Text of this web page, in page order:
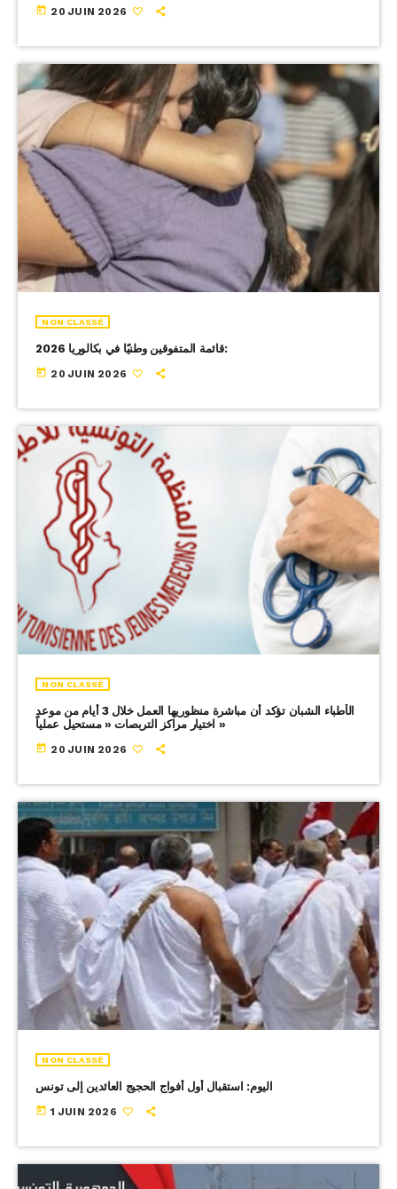
today 20 JUIN 2026
NON CLASSÉ
قائمة المتفوقين وطنيًا في بكالوريا 2026:
today 20 JUIN 2026
NON CLASSÉ
الأطباء الشبان تؤكد أن مباشرة منظوريها العمل خلال 3 أيام من موعد
اختيار مراكز التربصات « مستحيل عملياً »
today 20 JUIN 2026
NON CLASSÉ
اليوم: استقبال أول أفواج الحجيج العائدين إلى تونس
today 1 JUIN 2026